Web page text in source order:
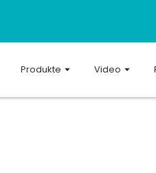
Produkte Video